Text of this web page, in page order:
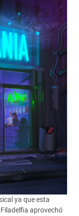
ya que esta
aprovechó